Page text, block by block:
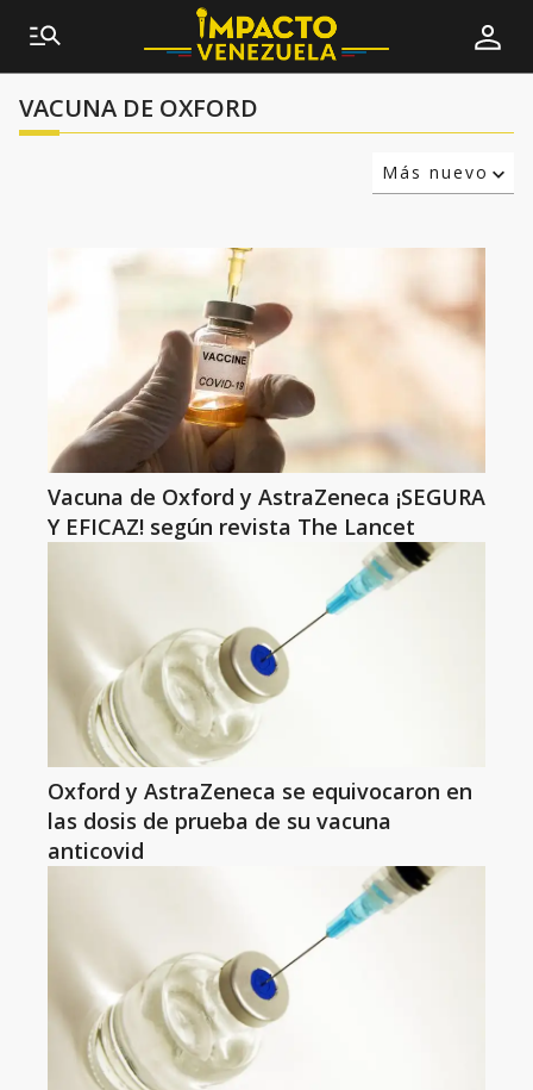
VACUNA DE OXFORD
Más nuevo
Vacuna de Oxford y AstraZeneca ¡SEGURA
Y EFICAZ! según revista The Lancet
Oxford y AstraZeneca se equivocaron en
las dosis de prueba de su vacuna
anticovid